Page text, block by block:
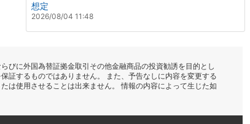
想定
2026/08/04 11:48
びに外国為替証拠金取引その他金融商品の投資勧誘を目的とし
証するものではありません。 また、予告なしに内容を変更する
は使用させることは出来ません。 情報の内容によって生じた如